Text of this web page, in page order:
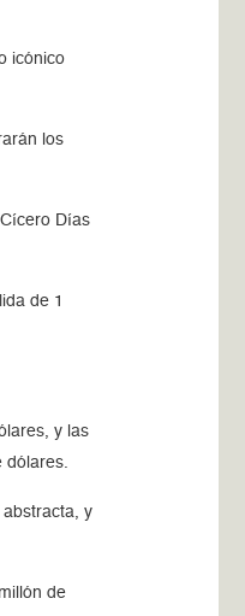
icónico
los
Días
de 1
y las
y
de